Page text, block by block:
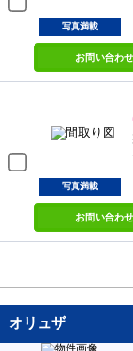
写真満載
お問い合わ
写真満載
お問い合わ
オリュザ